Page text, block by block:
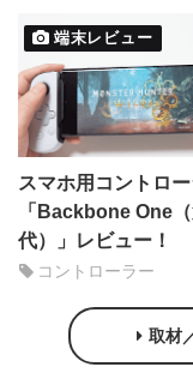
端末レビュー
スマホ用コントロ
「Backbone One
代）」レビュー！
コントローラー
取材